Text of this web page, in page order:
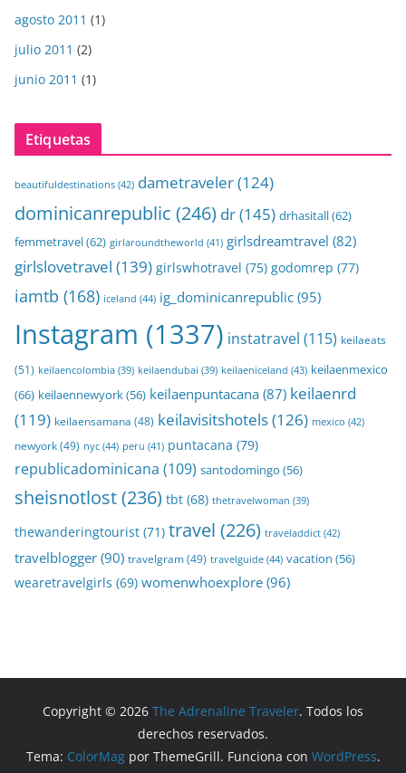
agosto 2011 (1)
julio 2011 (2)
junio 2011 (1)
Etiquetas
beautifuldestinations (42) dametraveler(124)
dominicanrepublic (246) dr(145) drhasitall(62)
femmetravel(62) girlaroundtheworld (41) girlsdreamtravel (82)
girlslovetravel (139) girlswhotravel (75) godomrep (77)
iamtb (168) iceland (44) ig_dominicanrepublic (95)
Instagram (1337) instatravel (115) keilaeats
(51) keilaencolombia (39) keilaendubai (39) keilaeniceland (43) keilaenmexico
(66) keilaennewyork(56) keilaenpuntacana (87) keilaenrd
(119) keilaensamana (48) keilavisitshotels(126) mexico (42)
newyork(49) nyc (44) peru (41) puntacana (79)
republicadominicana (109) santodomingo (56)
sheisnotlost(236) tbt (68) thetravelwoman (39)
thewanderingtourist (71) travel (226) traveladdict (42)
travelblogger (90) travelgram(49) travelguide (44) vacation (56)
wearetravelgirls (69) womenwhoexplore(96)
Copyright © 2026 The Adrenaline Traveler. Todos los
derechos reservados.
Tema: ColorMagpor ThemeGrill. Funciona con WordPress.